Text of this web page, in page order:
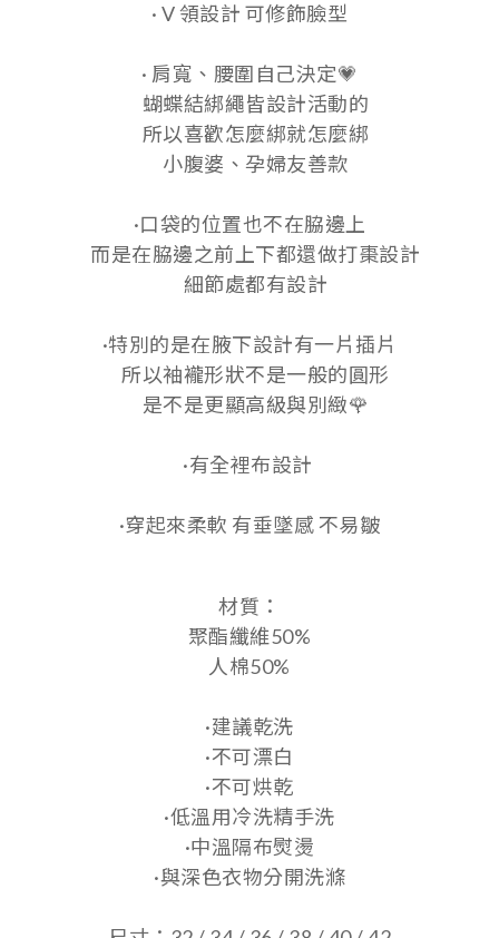
· V 領設計 可修飾臉型
· 肩寬、腰圍自己決定💗
蝴蝶結綁繩皆設計活動的
所以喜歡怎麼綁就怎麼綁
小腹婆、孕婦友善款
·口袋的位置也不在脇邊上
而是在脇邊之前上下都還做打棗設計
細節處都有設計
·特別的是在腋下設計有一片插片
所以袖襱形狀不是一般的圓形
是不是更顯高級與別緻🌹
·有全裡布設計
·穿起來柔軟 有垂墜感 不易皺
材質：
聚酯纖維50%
人棉50%
·建議乾洗
·不可漂白
·不可烘乾
·低溫用冷洗精手洗
·中溫隔布熨燙
·與深色衣物分開洗滌